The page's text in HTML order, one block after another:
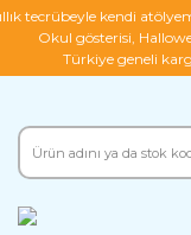
tecrübeyle kendi
Okul gösterisi,
Türkiye geneli